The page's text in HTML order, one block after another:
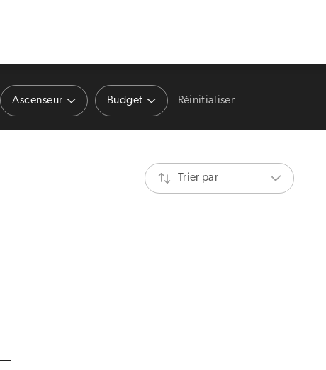
Ascenseur Budget Réinitialiser
Trier par